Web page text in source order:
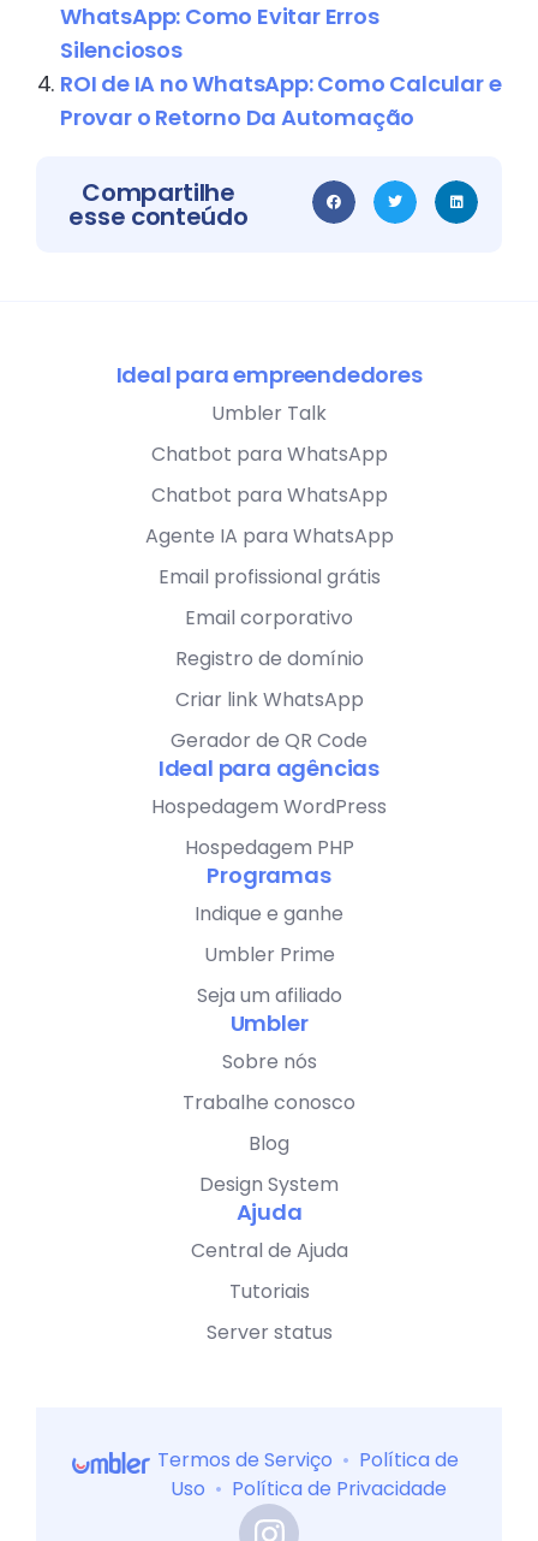
WhatsApp: Como Evitar Erros
Silenciosos
ROI de IA no WhatsApp: Como Calcular e
Provar o Retorno Da Automação
Compartilhe
esse conteúdo
Ideal para empreendedores
Umbler Talk
Chatbot para WhatsApp
Chatbot para WhatsApp
Agente IA para WhatsApp
Email profissional grátis
Email corporativo
Registro de domínio
Criar link WhatsApp
Gerador de QR Code
Ideal para agências
Hospedagem WordPress
Hospedagem PHP
Programas
Indique e ganhe
Umbler Prime
Seja um afiliado
Umbler
Sobre nós
Trabalhe conosco
Blog
Design System
Ajuda
Central de Ajuda
Tutoriais
Server status
Termos de Serviço • Política de
Uso • Política de Privacidade